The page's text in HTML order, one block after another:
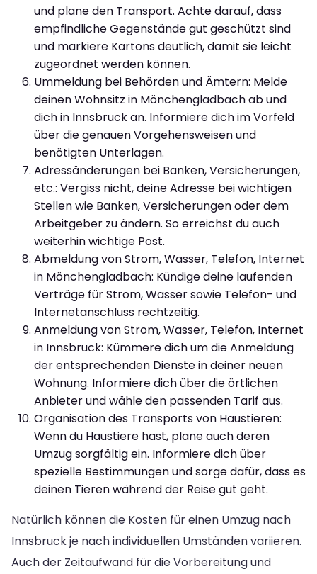
und plane den Transport. Achte darauf, dass
empfindliche Gegenstände gut geschützt sind
und markiere Kartons deutlich, damit sie leicht
zugeordnet werden können.
Ummeldung bei Behörden und Ämtern: Melde
deinen Wohnsitz in Mönchengladbach ab und
dich in Innsbruck an. Informiere dich im Vorfeld
über die genauen Vorgehensweisen und
benötigten Unterlagen.
Adressänderungen bei Banken, Versicherungen,
etc.: Vergiss nicht, deine Adresse bei wichtigen
Stellen wie Banken, Versicherungen oder dem
Arbeitgeber zu ändern. So erreichst du auch
weiterhin wichtige Post.
Abmeldung von Strom, Wasser, Telefon, Internet
in Mönchengladbach: Kündige deine laufenden
Verträge für Strom, Wasser sowie Telefon- und
Internetanschluss rechtzeitig.
Anmeldung von Strom, Wasser, Telefon, Internet
in Innsbruck: Kümmere dich um die Anmeldung
der entsprechenden Dienste in deiner neuen
Wohnung. Informiere dich über die örtlichen
Anbieter und wähle den passenden Tarif aus.
Organisation des Transports von Haustieren:
Wenn du Haustiere hast, plane auch deren
Umzug sorgfältig ein. Informiere dich über
spezielle Bestimmungen und sorge dafür, dass es
deinen Tieren während der Reise gut geht.
Natürlich können die Kosten für einen Umzug nach
Innsbruck je nach individuellen Umständen variieren.
Auch der Zeitaufwand für die Vorbereitung und